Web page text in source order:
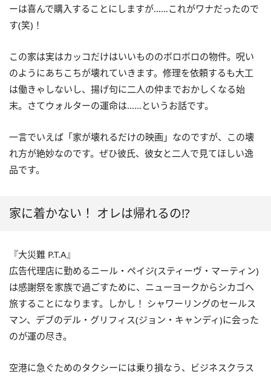
ーは喜んで購入することにしますが……これがワナだったので
す(笑)！
この家は実はカッコだけはいいもののボロボロの物件。呪い
のようにあちこちが壊れていきます。修理を依頼するも大工
は働きゃしないし、揚げ句に二人の仲までおかしくなる始
末。さてウォルターの運命は……というお話です。
一言でいえば「家が壊れるだけの映画」なのですが、この壊
れ方が絶妙なのです。ぜひ彼氏、彼女と二人で見てほしい逸
品です。
家に着かない！ オレは帰れるの!?
『大災難 P.T.A』
広告代理店に勤めるニール・ペイジ(スティーヴ・マーティン)
は感謝祭を家族で過ごすために、ニューヨークからシカゴへ
旅することになります。しかし！ シャワーリングのセールス
マン、デブのデル・グリフィス(ジョン・キャンディ)に会った
のが運の尽き。
空港に急ぐためのタクシーには乗り損なう、ビジネスクラス